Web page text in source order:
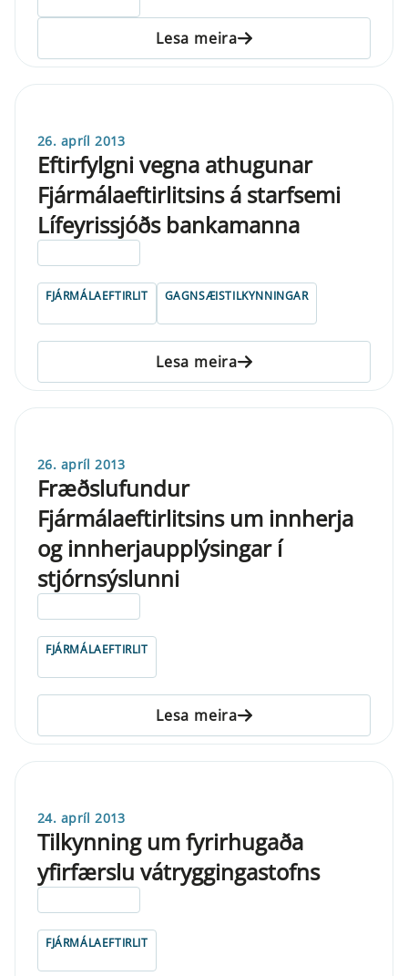
Lesa meira
26. apríl 2013
Eftirfylgni vegna athugunar
Fjármálaeftirlitsins á starfsemi
Lífeyrissjóðs bankamanna
FJÁRMÁLAEFTIRLIT GAGNSÆISTILKYNNINGAR
Lesa meira
26. apríl 2013
Fræðslufundur
Fjármálaeftirlitsins um innherja
og innherjaupplýsingar í
stjórnsýslunni
FJÁRMÁLAEFTIRLIT
Lesa meira
24. apríl 2013
Tilkynning um fyrirhugaða
yfirfærslu vátryggingastofns
FJÁRMÁLAEFTIRLIT